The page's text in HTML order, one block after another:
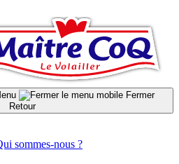
Fermer
Retour
sommes-nous ?